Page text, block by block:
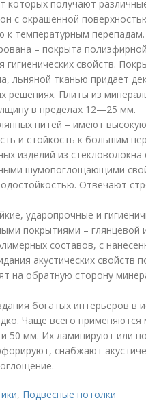
которых получают
с окрашенной
к температурным перепадам.
– покрыта
свойств.
льняной тканью придает
решениях. Плиты из
в пределах 12—25 мм.
нитей – имеют
и стойкость к большим
изделий из стекловолокна
шумопоглощающими
Отвечают
ударопрочные и
покрытиями – глянцевой
составов, с
акустических свойств
на обратную сторону
богатых интерьеров в
Чаще всего применяются
50 мм. Их ламинируют или
снабжают
, Подвесные потолки